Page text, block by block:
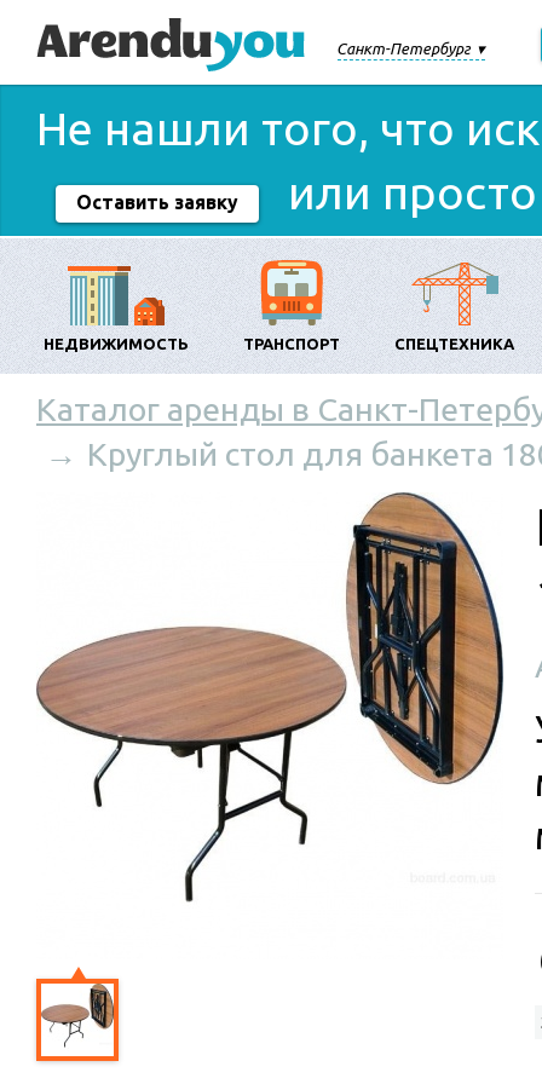
Санкт-Петербург
Не нашли того, что
Оставить заявку или
НЕДВИЖИМОСТЬ ТРАНСПОРТ СПЕЦТЕХНИКА
Каталог аренды в Санкт-
Круглый стол для банкета